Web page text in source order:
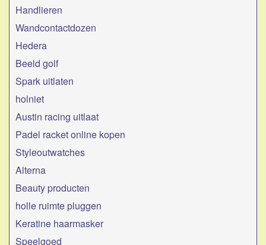
Handlieren
Wandcontactdozen
Hedera
Beeld golf
Spark uitlaten
holniet
Austin racing uitlaat
Padel racket online kopen
Styleoutwatches
Alterna
Beauty producten
holle ruimte pluggen
Keratine haarmasker
Speelgoed